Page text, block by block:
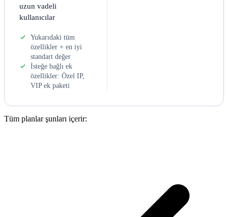
uzun vadeli
kullanıcılar
Yukarıdaki tüm
özellikler + en iyi
standart değer
İsteğe bağlı ek
özellikler: Özel IP,
VIP ek paketi
Tüm planlar şunları içerir: